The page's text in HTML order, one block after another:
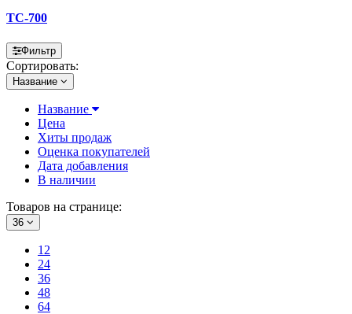
TC-700
Фильтр
Сортировать:
Название
Название
Цена
Хиты продаж
Оценка покупателей
Дата добавления
В наличии
Товаров на странице:
36
12
24
36
48
64